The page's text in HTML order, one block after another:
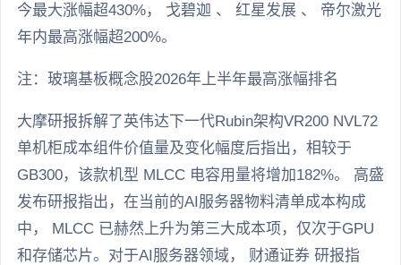
今最大涨幅超430%， 戈碧迦 、 红星发展 、 帝尔激光
年内最高涨幅超200%。
注：玻璃基板概念股2026年上半年最高涨幅排名
大摩研报拆解了英伟达下一代Rubin架构VR200 NVL72
单机柜成本组件价值量及变化幅度后指出，相较于
GB300，该款机型 MLCC 电容用量将增加182%。 高盛
发布研报指出，在当前的AI服务器物料清单成本构成
中， MLCC 已赫然上升为第三大成本项，仅次于GPU
和存储芯片。对于AI服务器领域， 财通证券 研报指